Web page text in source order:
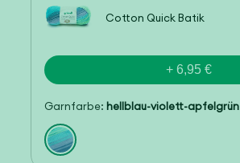
Cotton Quick Batik
+ 6,95 €
Garnfarbe: hellblau-violett-apfelgrün